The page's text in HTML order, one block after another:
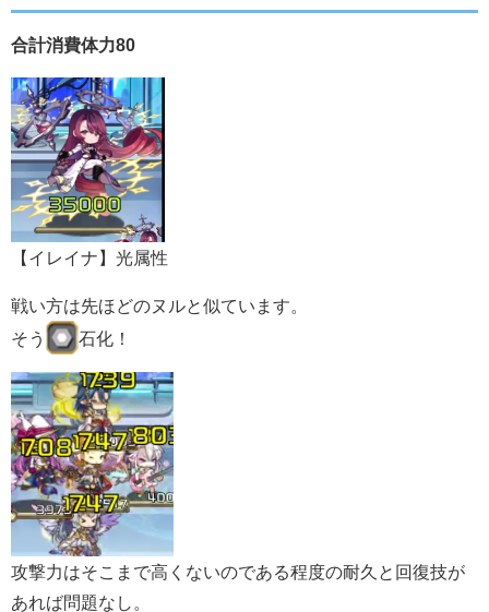
合計消費体力80
【イレイナ】光属性
戦い方は先ほどのヌルと似ています。
そう
石化！
攻撃力はそこまで高くないのである程度の耐久と回復技が
あれば問題なし。